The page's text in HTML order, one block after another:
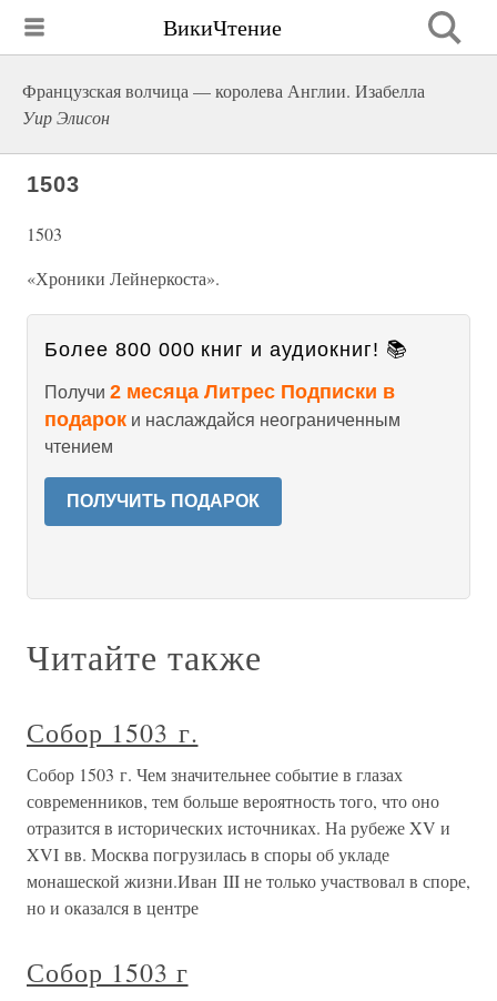
ВикиЧтение
Французская волчица — королева Англии. Изабелла
Уир Элисон
1503
1503
«Хроники Лейнеркоста».
Более 800 000 книг и аудиокниг! 📚
Получи 2 месяца Литрес Подписки в
подарок и наслаждайся неограниченным
чтением
ПОЛУЧИТЬ ПОДАРОК
Читайте также
Собор 1503 г.
Собор 1503 г. Чем значительнее событие в глазах
современников, тем больше вероятность того, что оно
отразится в исторических источниках. На рубеже XV и
XVI вв. Москва погрузилась в споры об укладе
монашеской жизни.Иван III не только участвовал в споре,
но и оказался в центре
Собор 1503 г